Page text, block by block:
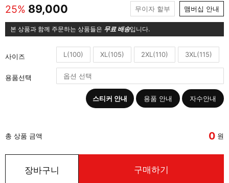
25% 89,000 무이자 할부 맴버십 안내
본 상품과 함께 주문하는 상품들은 무료 배송입니다.
사이즈 L(100) XL(105) 2XL(110) 3XL(115)
용품선택
스티커 안내 용품 안내 자수안내
총 상품 금액 0 원
장바구니 구매하기